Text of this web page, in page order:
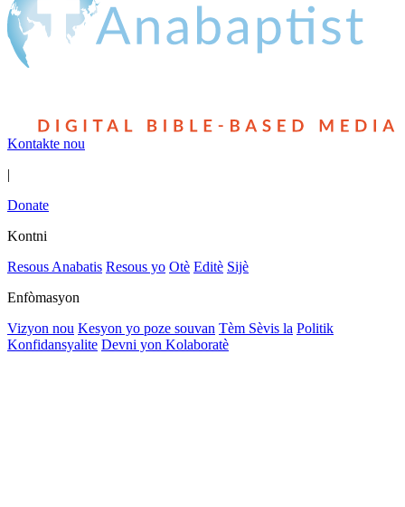
Kontakte nou
|
Donate
Kontni
Resous Anabatis Resous yo Otè Editè Sijè
Enfòmasyon
Vizyon nou Kesyon yo poze souvan Tèm Sèvis la Politik
Konfidansyalite Devni yon Kolaboratè